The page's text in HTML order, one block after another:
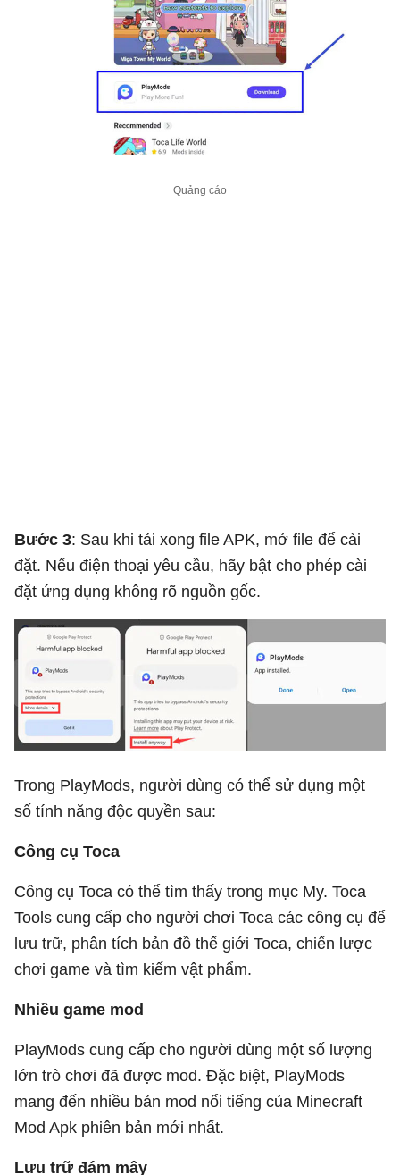
Bước 3: Sau khi tải xong file APK, mở file để cài
đặt. Nếu điện thoại yêu cầu, hãy bật cho phép cài
đặt ứng dụng không rõ nguồn gốc.
Trong PlayMods, người dùng có thể sử dụng một
số tính năng độc quyền sau:
Công cụ Toca
Công cụ Toca có thể tìm thấy trong mục My. Toca
Tools cung cấp cho người chơi Toca các công cụ để
lưu trữ, phân tích bản đồ thế giới Toca, chiến lược
chơi game và tìm kiếm vật phẩm.
Nhiều game mod
PlayMods cung cấp cho người dùng một số lượng
lớn trò chơi đã được mod. Đặc biệt, PlayMods
mang đến nhiều bản mod nổi tiếng của Minecraft
Mod Apk phiên bản mới nhất.
Lưu trữ đám mây